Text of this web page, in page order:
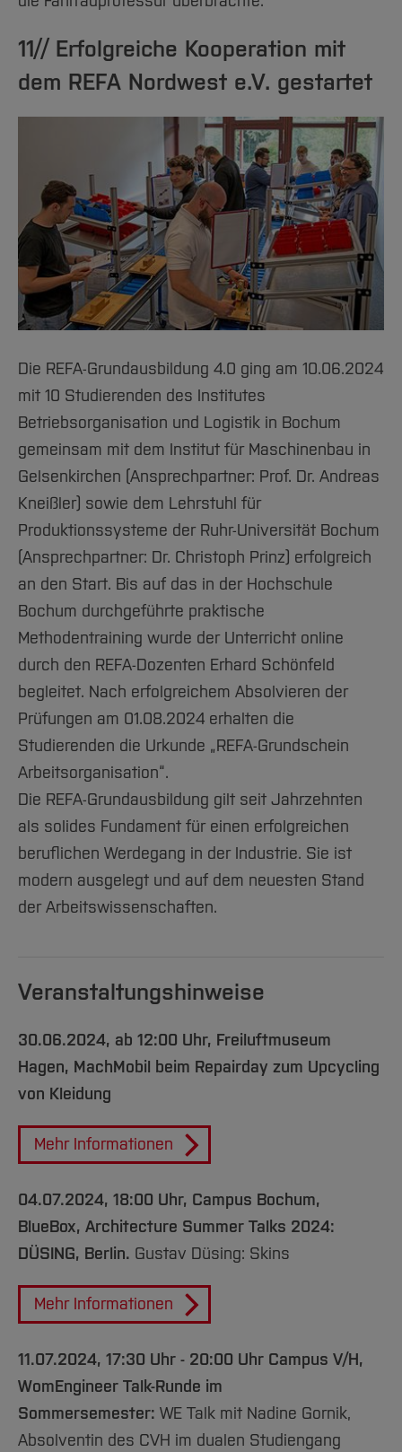
11// Erfolgreiche Kooperation mit
dem REFA Nordwest e.V. gestartet
Die REFA-Grundausbildung 4.0 ging am 10.06.2024
mit 10 Studierenden des Institutes
Betriebsorganisation und Logistik in Bochum
gemeinsam mit dem Institut für Maschinenbau in
Gelsenkirchen (Ansprechpartner: Prof. Dr. Andreas
Kneißler) sowie dem Lehrstuhl für
Produktionssysteme der Ruhr-Universität Bochum
(Ansprechpartner: Dr. Christoph Prinz) erfolgreich
an den Start. Bis auf das in der Hochschule
Bochum durchgeführte praktische
Methodentraining wurde der Unterricht online
durch den REFA-Dozenten Erhard Schönfeld
begleitet. Nach erfolgreichem Absolvieren der
Prüfungen am 01.08.2024 erhalten die
Studierenden die Urkunde „REFA-Grundschein
Arbeitsorganisation“.
Die REFA-Grundausbildung gilt seit Jahrzehnten
als solides Fundament für einen erfolgreichen
beruflichen Werdegang in der Industrie. Sie ist
modern ausgelegt und auf dem neuesten Stand
der Arbeitswissenschaften.
Veranstaltungshinweise
30.06.2024, ab 12:00 Uhr, Freiluftmuseum
Hagen, MachMobil beim Repairday zum Upcycling
von Kleidung
Mehr Informationen
04.07.2024, 18:00 Uhr, Campus Bochum,
BlueBox, Architecture Summer Talks 2024:
DÜSING, Berlin. Gustav Düsing: Skins
Mehr Informationen
11.07.2024, 17:30 Uhr - 20:00 Uhr Campus V/H,
WomEngineer Talk-Runde im
Sommersemester: WE Talk mit Nadine Gornik,
Absolventin des CVH im dualen Studiengang